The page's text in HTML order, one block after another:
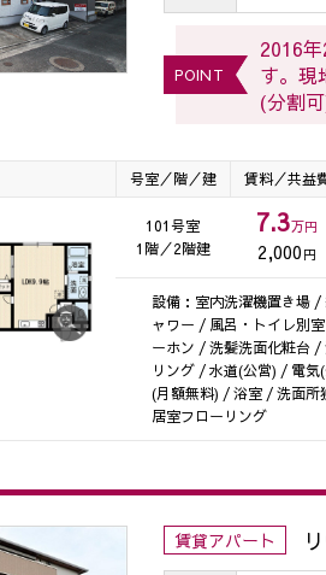
POINT
2016
す。現
(分割
号室／階／建 賃料／共益
101号室
1階／2階建
7.3万円
2,000円
設備：室内洗濯機置き場
ャワー / 風呂・トイレ別
ーホン / 洗髪洗面化粧台
リング / 水道(公営) / 電
(月額無料) / 浴室 / 洗面
居室フローリング
賃貸アパート